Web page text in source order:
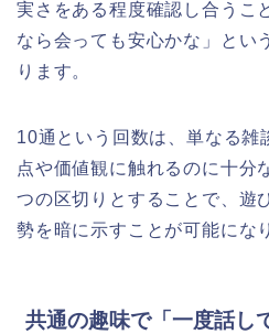
実さをある程度確認し合うこ
なら会っても安心かな」とい
ります。
10通という回数は、単なる雑
点や価値観に触れるのに十分
つの区切りとすることで、遊
勢を暗に示すことが可能にな
共通の趣味で「一度話し